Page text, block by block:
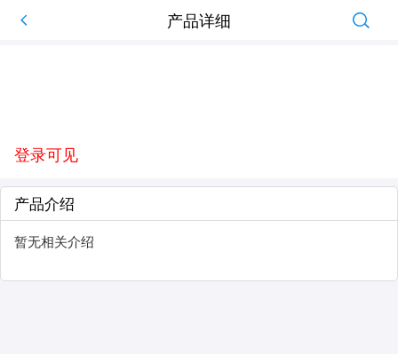
产品详细
登录可见
产品介绍
暂无相关介绍